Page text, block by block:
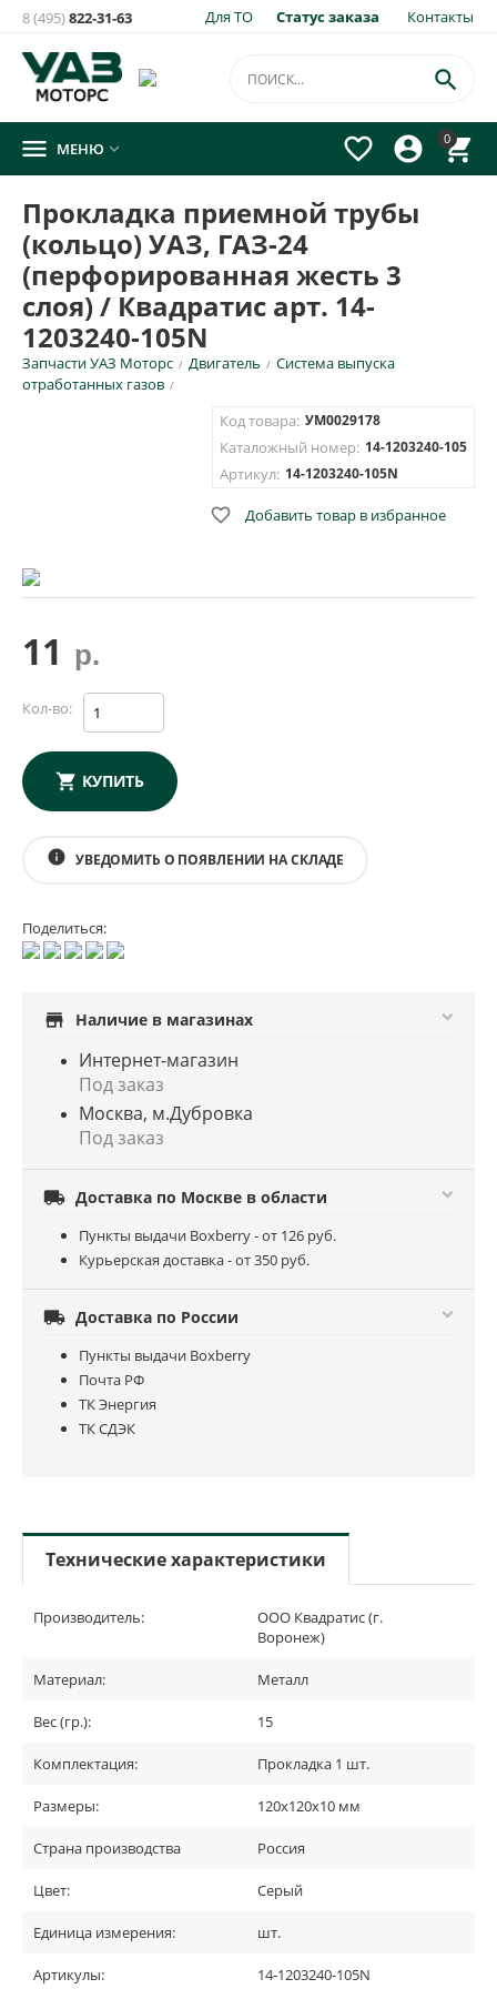
Для ТО Статус заказа Контакты
8 (495)822-31-63
0




 МЕНЮ 
Прокладка приемной трубы
(кольцо) УАЗ, ГАЗ-24
(перфорированная жесть 3
слоя) / Квадратис арт. 14-
1203240-105N
Запчасти УАЗ Моторс / Двигатель / Система выпуска
отработанных газов /
Код товара: УМ0029178
Каталожный номер: 14-1203240-105
Артикул: 14-1203240-105N
 Добавить товар в избранное
11 р.
Кол-во:
КУПИТЬ
info УВЕДОМИТЬ О ПОЯВЛЕНИИ НА СКЛАДЕ
Уведомить о появлении на складе
товара:
×
Прокладка приемной трубы (кольцо) УАЗ, ГАЗ-24
(перфорированная жесть 3 слоя) / Квадратис арт. 14-
1203240-105N
Укажите e-mail и\или номер телефона для SMS уведомления.
E-mail для уведомления письмом
Номер телефона для SMS уведомления
Поделиться:
store Наличие в магазинах
Интернет-магазин
Под заказ
Москва, м.Дубровка
Под заказ
 Доставка по Москве в области
Пункты выдачи Boxberry - от 126 руб.
Курьерская доставка - от 350 руб.
 Доставка по России
Пункты выдачи Boxberry
Почта РФ
ТК Энергия
ТК СДЭК
Технические характеристики
Производитель:
ООО Квадратис (г.
Воронеж)
Материал: Металл
Вес (гр.): 15
Комплектация: Прокладка 1 шт.
Размеры: 120х120х10 мм
Страна производства Россия
Цвет: Серый
Единица измерения: шт.
Артикулы: 14-1203240-105N